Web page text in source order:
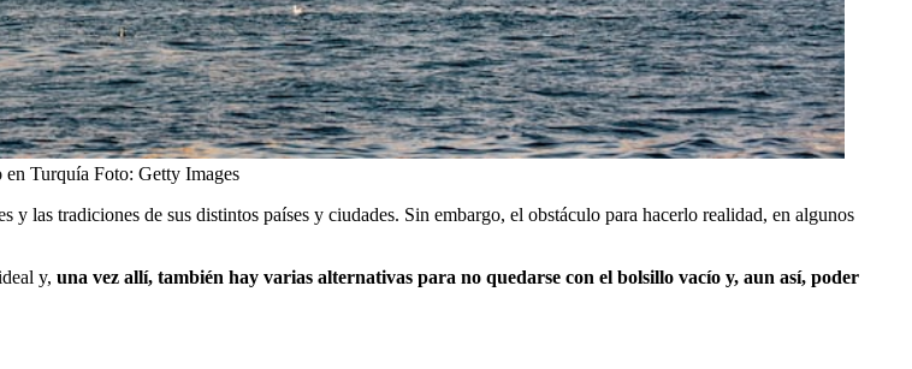
en Turquía Foto: Getty Images
y las tradiciones de sus distintos países y ciudades. Sin embargo, el obstáculo para hacerlo realidad, en algunos
y, una vez allí, también hay varias alternativas para no quedarse con el bolsillo vacío y, aun así, poder